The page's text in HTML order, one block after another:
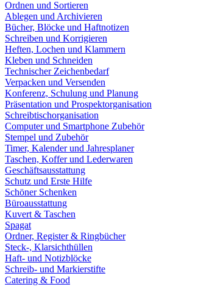
Ordnen und Sortieren
Ablegen und Archivieren
Bücher, Blöcke und Haftnotizen
Schreiben und Korrigieren
Heften, Lochen und Klammern
Kleben und Schneiden
Technischer Zeichenbedarf
Verpacken und Versenden
Konferenz, Schulung und Planung
Präsentation und Prospektorganisation
Schreibtischorganisation
Computer und Smartphone Zubehör
Stempel und Zubehör
Timer, Kalender und Jahresplaner
Taschen, Koffer und Lederwaren
Geschäftsausstattung
Schutz und Erste Hilfe
Schöner Schenken
Büroausstattung
Kuvert & Taschen
Spagat
Ordner, Register & Ringbücher
Steck-, Klarsichthüllen
Haft- und Notizblöcke
Schreib- und Markierstifte
Catering & Food